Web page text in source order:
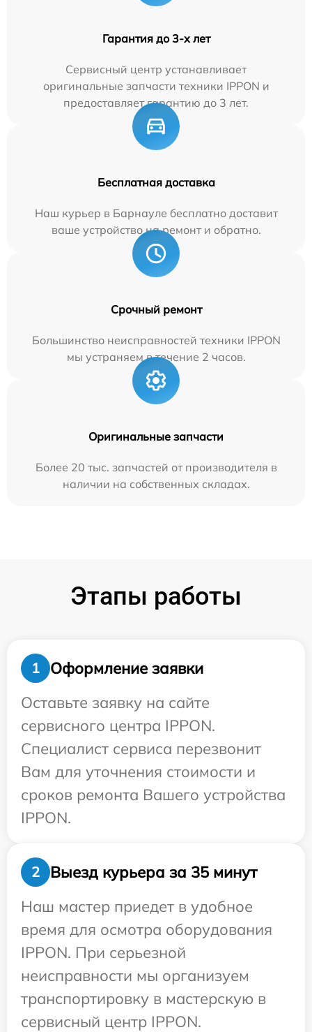
Гарантия до 3-х лет
Сервисный центр устанавливает
оригинальные запчасти техники IPPON и
предоставляет гарантию до 3 лет.
Бесплатная доставка
Наш курьер в Барнауле бесплатно доставит
ваше устройство на ремонт и обратно.
Срочный ремонт
Большинство неисправностей техники IPPON
мы устраняем в течение 2 часов.
Оригинальные запчасти
Более 20 тыс. запчастей от производителя в
наличии на собственных складах.
Этапы работы
1
Оформление заявки
Оставьте заявку на сайте
сервисного центра IPPON.
Специалист сервиса перезвонит
Вам для уточнения стоимости и
сроков ремонта Вашего устройства
IPPON.
2
Выезд курьера за 35 минут
Наш мастер приедет в удобное
время для осмотра оборудования
IPPON. При серьезной
неисправности мы организуем
транспортировку в мастерскую в
сервисный центр IPPON.